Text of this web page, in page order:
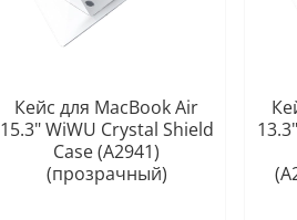
Кейс для MacBook Air
15.3" WiWU Crystal Shield
Case (A2941)
(прозрачный)